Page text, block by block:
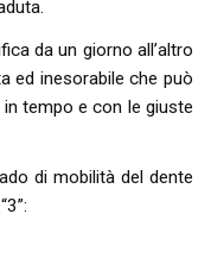
da un giorno all’altro
ed inesorabile che può
tempo e con le giuste
di mobilità del dente